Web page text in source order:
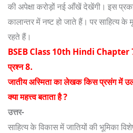
की अपेक्षा करोड़ों नई आँखें देखेंगी। इस
कालान्तर में नष्ट हो जाते हैं। पर साहित्य के
रहते हैं।
BSEB Class 10th Hindi
प्रश्न 8.
जातीय अस्मिता का लेखक किस प्रसंग में
क्या महत्त्व बताता है ?
उत्तर-
साहित्य के विकास में जातियों की भूमिका